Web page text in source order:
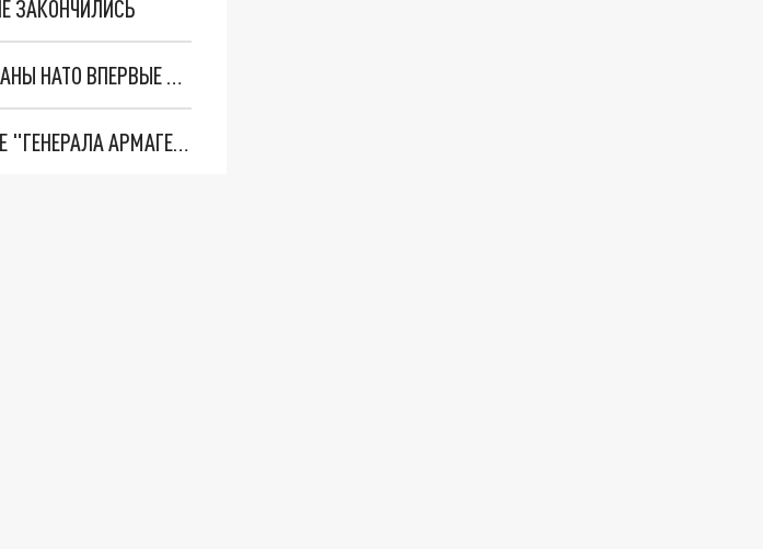
ЗАКОНЧИЛИСЬ
"ОЧЕНЬ ПЛОХИЕ НОВОСТИ": БОЛЬШАЯ ОШИБКА PALANTIR В РОССИИ. СТРАНЫ НАТО ВПЕРВЫЕ ЗА СВО ОСТАНОВИЛИ ПОСТАВКИ ОРУЖИЯ. ВСУ ТЕРЯЮТ ПРИГРАНИЧЬЕ?
ТРИ ГЛАВНЫХ ИНСАЙДА ОБ СВО. ОТМЕНА МОБИЛИЗАЦИИ И ВОЗВРАЩЕНИЕ "ГЕНЕРАЛА АРМАГЕДДОНА"? ОТЛИЧНЫЕ НОВОСТИ, КОТОРЫЕ ЖДАЛИ ВСЕ